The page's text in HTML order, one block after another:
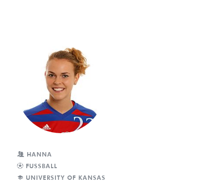
HANNA
FUSSBALL
UNIVERSITY OF KANSAS